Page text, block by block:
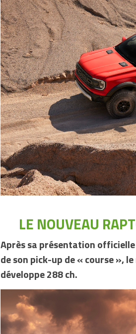
LE NOUVEAU
Après sa présentation
de son pick-up de « course »,
développe 288 ch.